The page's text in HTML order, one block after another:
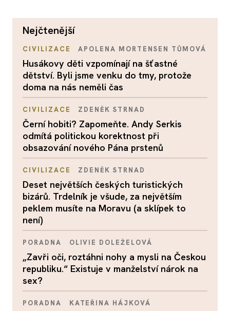
nejčtenější
CIVILIZACE APOLENA MORTENSEN TŮMOVÁ
Husákovy děti vzpomínají na šťastné
dětství. Byli jsme venku do tmy, protože
doma na nás neměli čas
CIVILIZACE ZDENĚK STRNAD
Černí hobiti? Zapomeňte. Andy Serkis
odmítá politickou korektnost při
obsazování nového Pána prstenů
CIVILIZACE ZDENĚK STRNAD
Deset největších českých turistických
bizárů. Trdelník je všude, za největším
peklem musíte na Moravu (a sklípek to
není)
PORADNA OLIVIE DOLEŽELOVÁ
„Zavři oči, roztáhni nohy a mysli na Českou
republiku.“ Existuje v manželství nárok na
sex?
PORADNA KATEŘINA HÁJKOVÁ